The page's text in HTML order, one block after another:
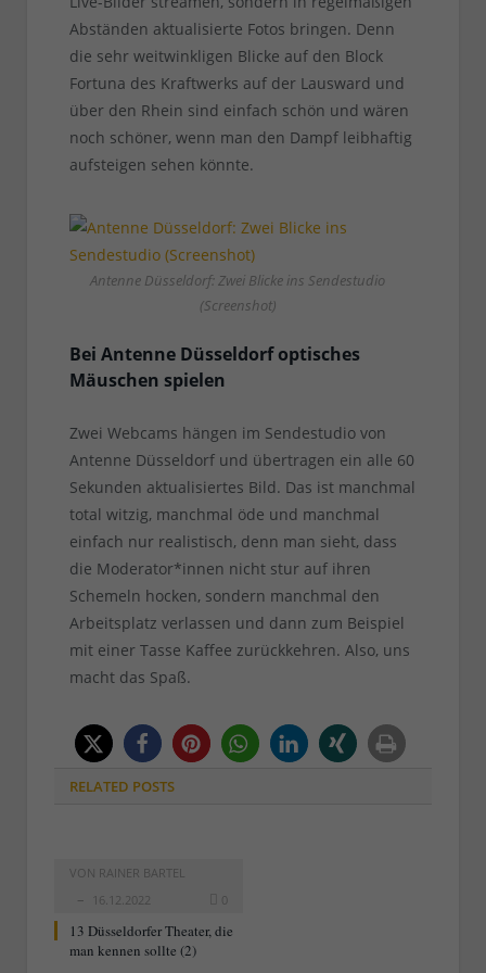
Abständen aktualisierte Fotos bringen. Denn
die sehr weitwinkligen Blicke auf den Block
Fortuna des Kraftwerks auf der Lausward und
über den Rhein sind einfach schön und wären
noch schöner, wenn man den Dampf leibhaftig
aufsteigen sehen könnte.
Antenne Düsseldorf: Zwei Blicke ins Sendestudio
(Screenshot)
Bei Antenne Düsseldorf optisches
Mäuschen spielen
Zwei Webcams hängen im Sendestudio von
Antenne Düsseldorf und übertragen ein alle 60
Sekunden aktualisiertes Bild. Das ist manchmal
total witzig, manchmal öde und manchmal
einfach nur realistisch, denn man sieht, dass
die Moderator*innen nicht stur auf ihren
Schemeln hocken, sondern manchmal den
Arbeitsplatz verlassen und dann zum Beispiel
mit einer Tasse Kaffee zurückkehren. Also, uns
macht das Spaß.
RELATED POSTS
VON RAINER BARTEL
16.12.2022
0
13 Düsseldorfer Theater, die
man kennen sollte (2)